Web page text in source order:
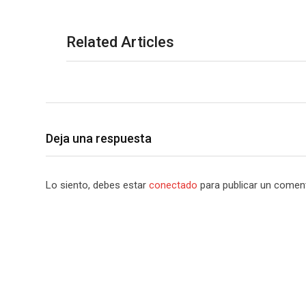
Related Articles
Deja una respuesta
Lo siento, debes estar conectado para publicar un